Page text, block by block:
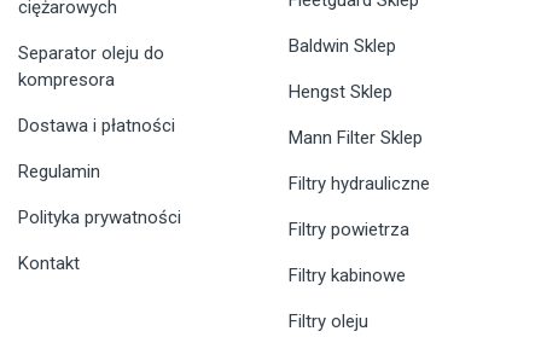
ciężarowych
Separator oleju do
kompresora
Dostawa i płatności
Regulamin
Polityka prywatności
Kontakt
Baldwin Sklep
Hengst Sklep
Mann Filter Sklep
Filtry hydrauliczne
Filtry powietrza
Filtry kabinowe
Filtry oleju